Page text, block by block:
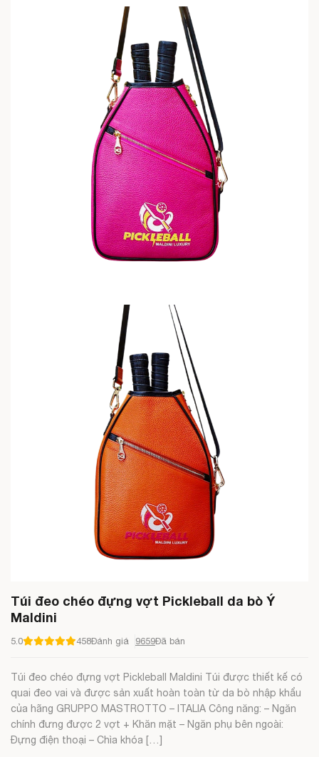
Túi đeo chéo đựng vợt Pickleball da bò Ý
Maldini
5.0 458Đánh giá 9659Đã bán
Túi đeo chéo đựng vợt Pickleball Maldini Túi được thiết kế có
quai đeo vai và được sản xuất hoàn toàn từ da bò nhập khẩu
của hãng GRUPPO MASTROTTO – ITALIA Công năng: – Ngăn
chính đưng được 2 vợt + Khăn mặt – Ngăn phụ bên ngoài:
Đựng điện thoại – Chìa khóa […]